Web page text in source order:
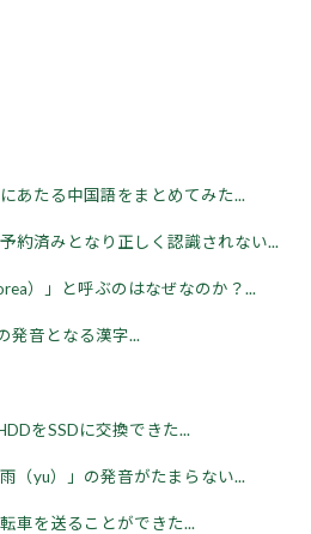
あたる中国語をまとめてみた...
約済みとなり正しく認識されない...
）」と呼ぶのはなぜなのか？...
発音となる漢字...
をSSDに交換できた...
（yu）」の発音がたまらない...
車を送ることができた...